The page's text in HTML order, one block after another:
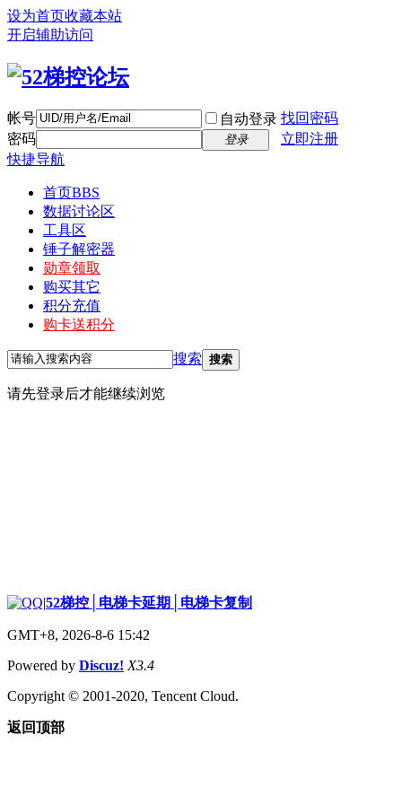
设为首页收藏本站
开启辅助访问
帐号 自动登录 找回密码
密码
登录
立即注册
快捷导航
首页BBS
数据讨论区
工具区
锤子解密器
勋章领取
购买其它
积分充值
购卡送积分
搜索 搜索
请先登录后才能继续浏览
|52梯控│电梯卡延期│电梯卡复制
GMT+8, 2026-8-6 15:42
Powered by Discuz! X3.4
Copyright © 2001-2020, Tencent Cloud.
返回顶部